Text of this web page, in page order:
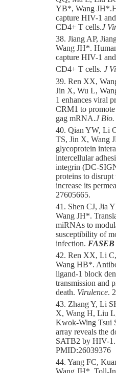
YB*, Wang JH*.
capture HIV-1
CD4+ T cells.J
38. Jiang AP,
Wang JH*.
capture HIV-1
CD4+ T cells. J
39. Ren XX,
Jin X, Wu L,
1 enhances viral
CRM1 to
gag mRNA.J Bio.
40. Qian YW, Li
TS, Jin X, Wang
glycoprotein
intercellular
integrin (DC-
proteins to disrupt
increase its
27605665.
41. Shen CJ, Jia
Wang JH*.
miRNAs to
susceptibility of
infection. FASEB
42. Ren XX, Li
Wang HB*.
ligand-1 block
transmission and
death. Virulence.
43. Zhang Y, Li
X, Wang H, Liu
Kwok-Wing Tsui
array reveals the
SATB2 by HIV-1.
PMID:26039376
44. Yang FC,
Wang JH*. Toll-